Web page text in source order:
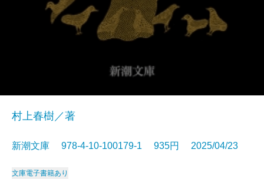
村上春樹／著
新潮文庫 978-4-10-100179-1 935円 2025/04/23
文庫電子書籍あり